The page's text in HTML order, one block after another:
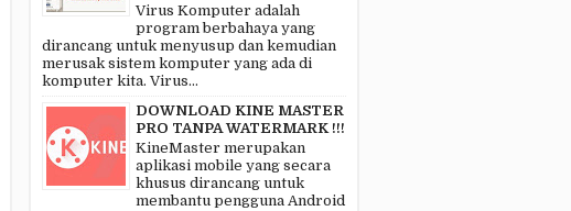
Virus Komputer adalah
program berbahaya yang
dirancang untuk menyusup dan kemudian
merusak sistem komputer yang ada di
komputer kita. Virus...
DOWNLOAD KINE MASTER
PRO TANPA WATERMARK !!!
KineMaster merupakan
aplikasi mobile yang secara
khusus dirancang untuk
membantu pengguna Android